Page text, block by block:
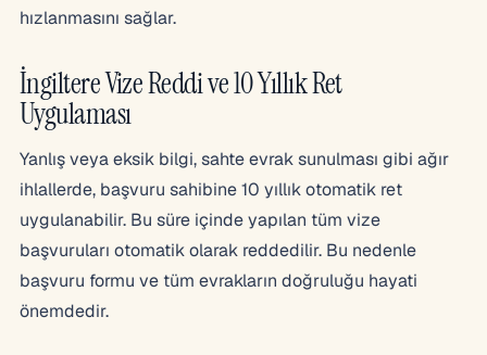
hızlanmasını sağlar.
İngiltere Vize Reddi ve 10 Yıllık Ret
Uygulaması
Yanlış veya eksik bilgi, sahte evrak sunulması gibi ağır
ihlallerde, başvuru sahibine 10 yıllık otomatik ret
uygulanabilir. Bu süre içinde yapılan tüm vize
başvuruları otomatik olarak reddedilir. Bu nedenle
başvuru formu ve tüm evrakların doğruluğu hayati
önemdedir.